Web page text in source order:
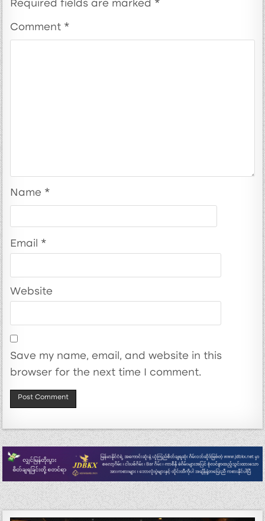
Required fields are marked *
Comment *
Name *
Email *
Website
Save my name, email, and website in this
browser for the next time I comment.